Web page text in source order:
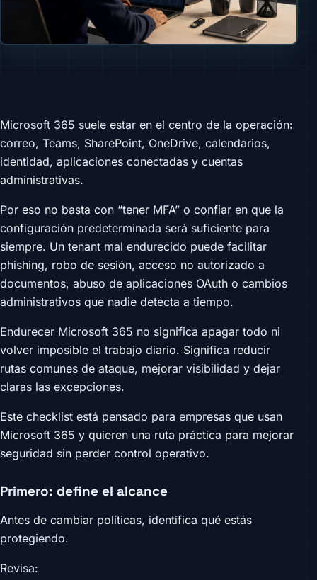
Microsoft 365 suele estar en el centro de la operación:
correo, Teams, SharePoint, OneDrive, calendarios,
identidad, aplicaciones conectadas y cuentas
administrativas.
Por eso no basta con “tener MFA” o confiar en que la
configuración predeterminada será suficiente para
siempre. Un tenant mal endurecido puede facilitar
phishing, robo de sesión, acceso no autorizado a
documentos, abuso de aplicaciones OAuth o cambios
administrativos que nadie detecta a tiempo.
Endurecer Microsoft 365 no significa apagar todo ni
volver imposible el trabajo diario. Significa reducir
rutas comunes de ataque, mejorar visibilidad y dejar
claras las excepciones.
Este checklist está pensado para empresas que usan
Microsoft 365 y quieren una ruta práctica para mejorar
seguridad sin perder control operativo.
Primero: define el alcance
Antes de cambiar políticas, identifica qué estás
protegiendo.
Revisa: